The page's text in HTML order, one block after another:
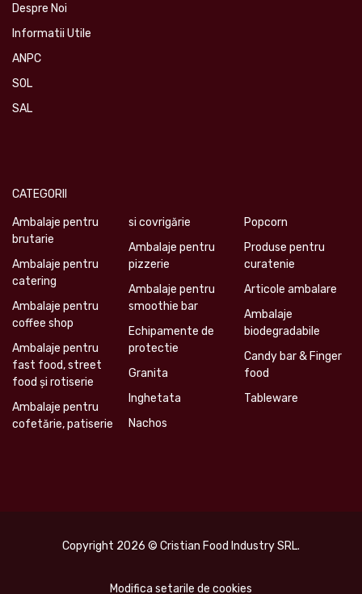
Despre Noi
Informatii Utile
ANPC
SOL
SAL
CATEGORII
Ambalaje pentru
brutarie
Ambalaje pentru
catering
Ambalaje pentru
coffee shop
Ambalaje pentru
fast food, street
food și rotiserie
Ambalaje pentru
cofetărie, patiserie
si covrigărie
Ambalaje pentru
pizzerie
Ambalaje pentru
smoothie bar
Echipamente de
protectie
Granita
Inghetata
Nachos
Popcorn
Produse pentru
curatenie
Articole ambalare
Ambalaje
biodegradabile
Candy bar & Finger
food
Tableware
Copyright 2026 © Cristian Food Industry SRL.
Modifica setarile de cookies